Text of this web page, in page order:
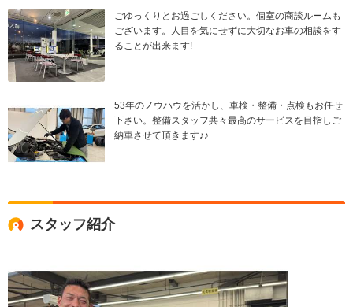
ごゆっくりとお過ごしください。個室の商談ルームも
ございます。人目を気にせずに大切なお車の相談をす
ることが出来ます!
53年のノウハウを活かし、車検・整備・点検もお任せ
下さい。整備スタッフ共々最高のサービスを目指しご
納車させて頂きます♪♪
スタッフ紹介